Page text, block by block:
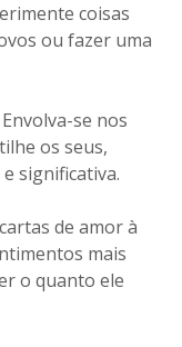
coisas
ou fazer uma
Envolva-se nos
os seus,
significativa.
de amor à
mais
o quanto ele